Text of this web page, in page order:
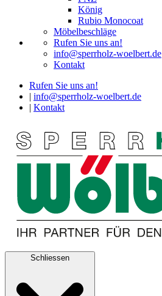
König
Rubio Monocoat
Möbelbeschläge
Rufen Sie uns an!
info@sperrholz-woelbert.de
Kontakt
Rufen Sie uns an!
info@sperrholz-woelbert.de
Kontakt
Schliessen